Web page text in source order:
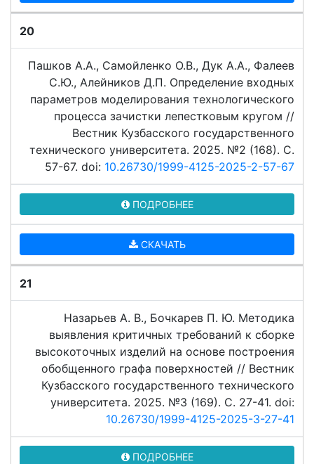
20
Пашков А.А., Самойленко О.В., Дук А.А., Фалеев
С.Ю., Алейников Д.П. Определение входных
параметров моделирования технологического
процесса зачистки лепестковым кругом //
Вестник Кузбасского государственного
технического университета. 2025. №2 (168). C.
57-67. doi: 10.26730/1999-4125-2025-2-57-67
ПОДРОБНЕЕ
СКАЧАТЬ
21
Назарьев А. В., Бочкарев П. Ю. Методика
выявления критичных требований к сборке
высокоточных изделий на основе построения
обобщенного графа поверхностей // Вестник
Кузбасского государственного технического
университета. 2025. №3 (169). C. 27-41. doi:
10.26730/1999-4125-2025-3-27-41
ПОДРОБНЕЕ